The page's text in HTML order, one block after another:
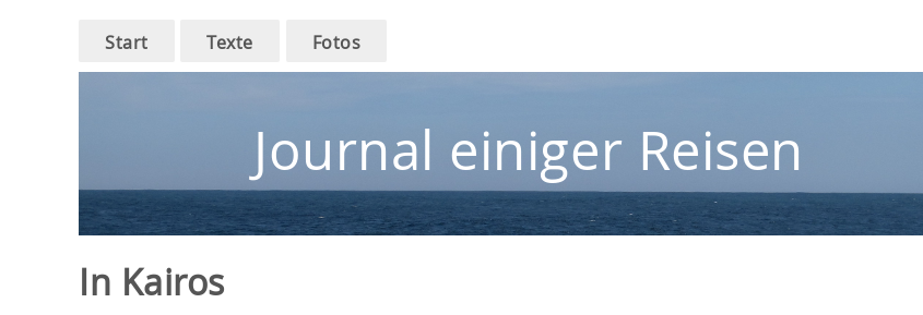
Main
navigation
Start Texte Fotos
Journal einiger Reisen
In Kairos